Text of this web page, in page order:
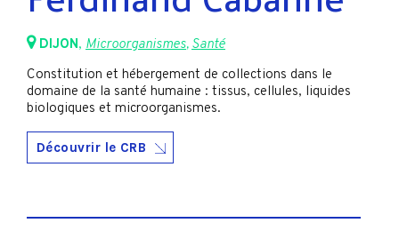
DIJON, Microorganismes,Santé
Constitution et hébergement de collections dans le
domaine de la santé humaine : tissus, cellules, liquides
biologiques et microorganismes.
Découvrir le CRB